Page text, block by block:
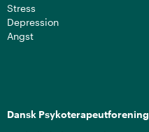
Stress
Depression
Angst
Dansk Psykoterapeutforening